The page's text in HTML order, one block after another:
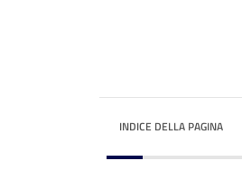
INDICE DELLA PAGINA